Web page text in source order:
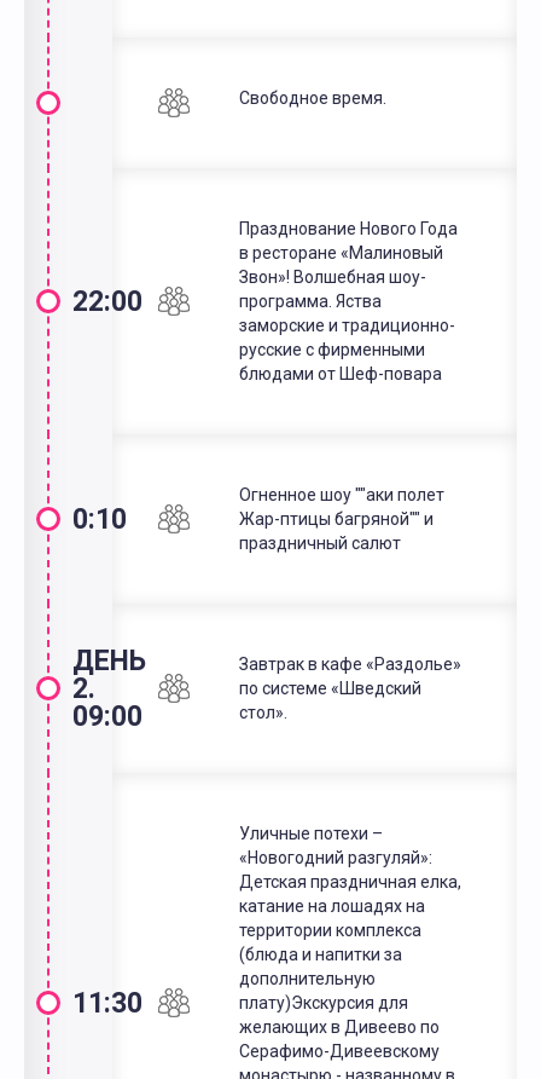
Свободное время.
22:00
Празднование Нового Года
в ресторане «Малиновый
Звон»! Волшебная шоу-
программа. Яства
заморские и традиционно-
русские с фирменными
блюдами от Шеф-повара
0:10
Огненное шоу ""аки полет
Жар-птицы багряной"" и
праздничный салют
ДЕНЬ
2.
09:00
Завтрак в кафе «Раздолье»
по системе «Шведский
стол».
11:30
Уличные потехи –
«Новогодний разгуляй»:
Детская праздничная елка,
катание на лошадях на
территории комплекса
(блюда и напитки за
дополнительную
плату)Экскурсия для
желающих в Дивеево по
Серафимо-Дивеевскому